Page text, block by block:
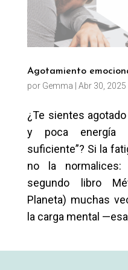
Agotamiento
por Gemma Abr 30, 2025
¿Te sientes
y poca energía
suficiente”? Si la
no la
segundo libro
Planeta) muchas
la carga mental